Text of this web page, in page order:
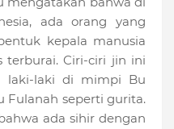
ada orang yang
kepala manusia
terburai. Ciri-ciri jin ini
laki-laki di mimpi Bu
Fulanah seperti gurita.
ada sihir dengan